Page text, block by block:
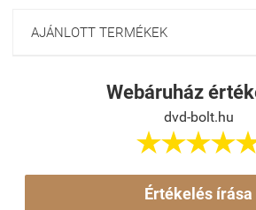
AJÁNLOTT TERMÉKEK
Webáruház
dvd-bolt.hu

Értékelés írása